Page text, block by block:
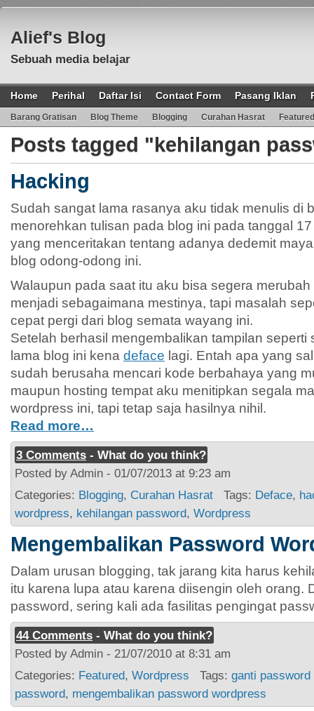
Alief's Blog
Sebuah media belajar
Home Perihal Daftar Isi Contact Form Pasang Iklan
Barang Gratisan Blog Theme Blogging Curahan Hasrat Featured
Posts tagged "kehilangan
Hacking
Sudah sangat lama rasanya aku tidak menulis di
menorehkan tulisan pada blog ini pada tanggal
yang menceritakan tentang adanya dedemit
blog odong-odong ini.
Walaupun pada saat itu aku bisa segera
menjadi sebagaimana mestinya, tapi masalah
cepat pergi dari blog semata wayang ini.
Setelah berhasil mengembalikan tampilan seperti
lama blog ini kena deface lagi. Entah apa yang
sudah berusaha mencari kode berbahaya yang
maupun hosting tempat aku menitipkan segala
wordpress ini, tapi tetap saja hasilnya nihil.
Read more…
3 Comments - What do you think?
Posted by Admin - 01/07/2013 at 9:23 am
Categories: Blogging, Curahan Hasrat Tags: Deface,
wordpress, kehilangan password, Wordpress
Mengembalikan Password
Dalam urusan blogging, tak jarang kita harus
itu karena lupa atau karena diisengin oleh orang.
password, sering kali ada fasilitas pengingat
44 Comments - What do you think?
Posted by Admin - 21/07/2010 at 8:31 am
Categories: Featured, Wordpress Tags: ganti
password, mengembalikan password wordpress